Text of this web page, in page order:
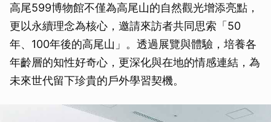
高尾599博物館不僅為高尾山的自然觀光增添亮點，
更以永續理念為核心，邀請來訪者共同思索「50
年、100年後的高尾山」。透過展覽與體驗，培養各
年齡層的知性好奇心，更深化與在地的情感連結，為
未來世代留下珍貴的戶外學習契機。